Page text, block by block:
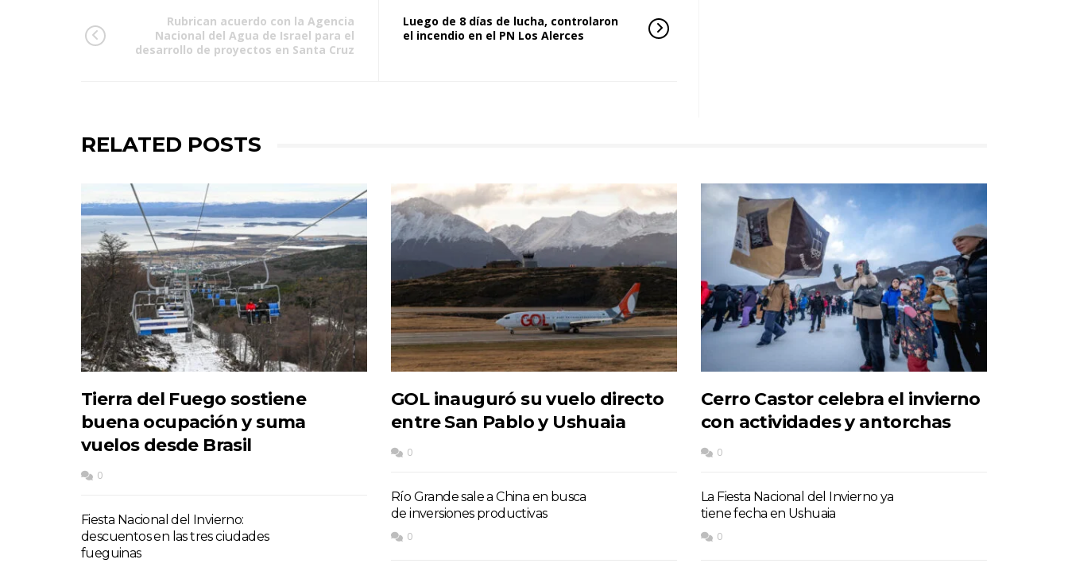
Rubrican acuerdo con la Agencia
Nacional del Agua de Israel para el
desarrollo de proyectos en Santa Cruz
Luego de 8 días de lucha, controlaron
el incendio en el PN Los Alerces
RELATED POSTS
Tierra del Fuego sostiene
buena ocupación y suma
vuelos desde Brasil
0
Fiesta Nacional del Invierno:
descuentos en las tres ciudades
fueguinas
GOL inauguró su vuelo directo
entre San Pablo y Ushuaia
0
Río Grande sale a China en busca
de inversiones productivas
0
Cerro Castor celebra el invierno
con actividades y antorchas
0
La Fiesta Nacional del Invierno ya
tiene fecha en Ushuaia
0